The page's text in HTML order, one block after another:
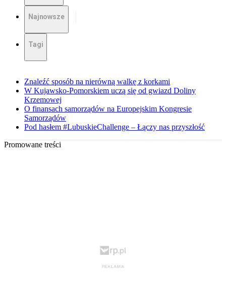
Najnowsze
Tagi
Znaleźć sposób na nierówną walkę z korkami
W Kujawsko-Pomorskiem uczą się od gwiazd Doliny
Krzemowej
O finansach samorządów na Europejskim Kongresie
Samorządów
Pod hasłem #LubuskieChallenge – Łączy nas przyszłość
Promowane treści